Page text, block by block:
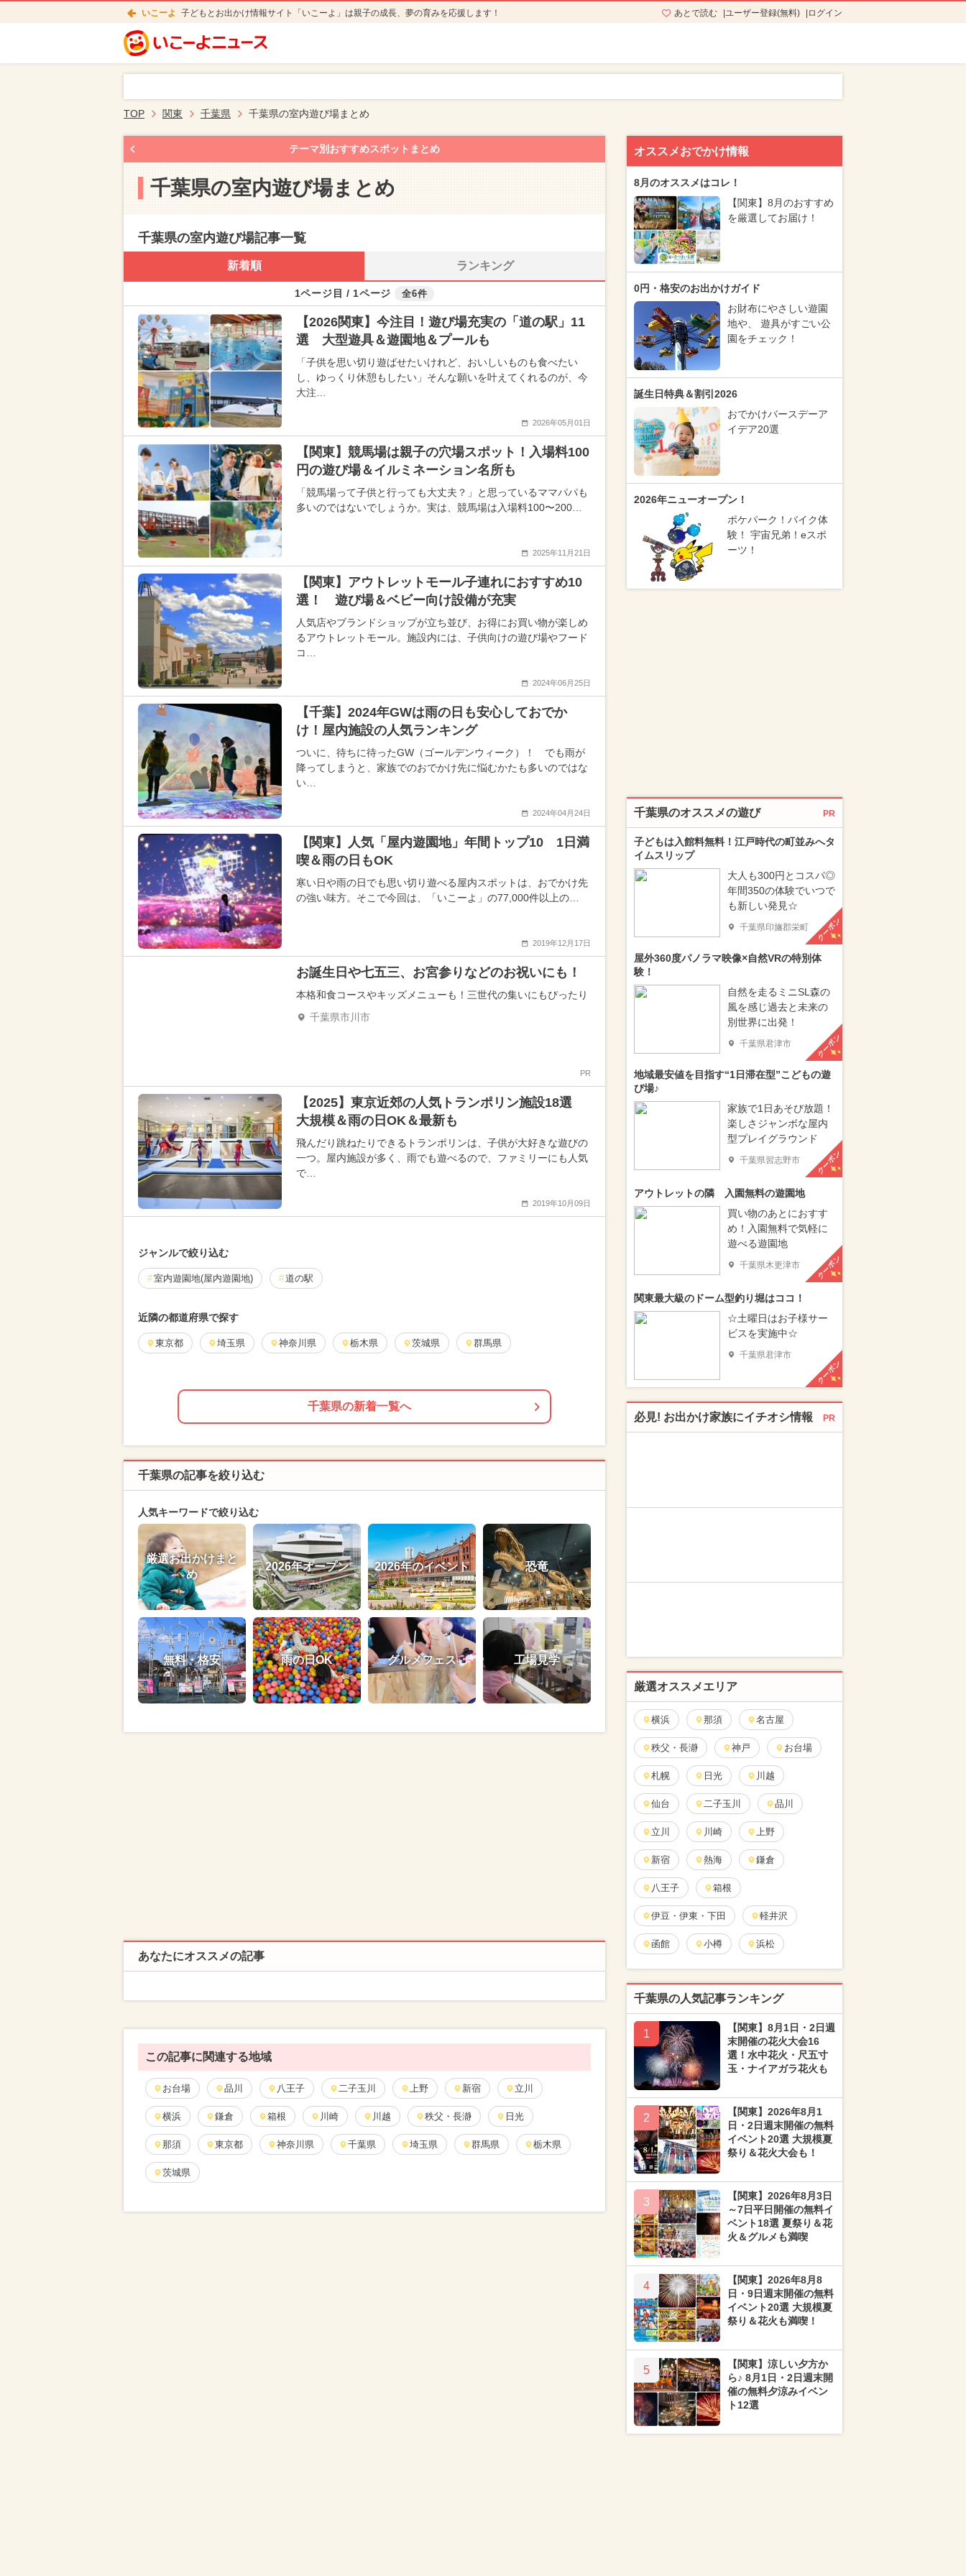
いこーよ 子どもとお出かけ情報サイト「いこーよ」は親子の成長、夢の育みを応援します！ あとで読む ユーザー登録(無料) ログイン
TOP 関東 千葉県 千葉県の室内遊び場まとめ
テーマ別おすすめスポットまとめ
千葉県の室内遊び場まとめ
千葉県の室内遊び場記事一覧
新着順 ランキング
1ページ目 / 1ページ 全6件
【2026関東】今注目！遊び場充実の「道の駅」11
選 大型遊具＆遊園地＆プールも
「子供を思い切り遊ばせたいけれど、おいしいものも食べたい
し、ゆっくり休憩もしたい」そんな願いを叶えてくれるのが、今
大注…
2026年05月01日
【関東】競馬場は親子の穴場スポット！入場料100
円の遊び場＆イルミネーション名所も
「競馬場って子供と行っても大丈夫？」と思っているママパパも
多いのではないでしょうか。実は、競馬場は入場料100〜200…
2025年11月21日
【関東】アウトレットモール子連れにおすすめ10
選！ 遊び場＆ベビー向け設備が充実
人気店やブランドショップが立ち並び、お得にお買い物が楽しめ
るアウトレットモール。施設内には、子供向けの遊び場やフード
コ…
2024年06月25日
【千葉】2024年GWは雨の日も安心しておでか
け！屋内施設の人気ランキング
ついに、待ちに待ったGW（ゴールデンウィーク）！ でも雨が
降ってしまうと、家族でのおでかけ先に悩むかたも多いのではな
い…
2024年04月24日
【関東】人気「屋内遊園地」年間トップ10 1日満
喫＆雨の日もOK
寒い日や雨の日でも思い切り遊べる屋内スポットは、おでかけ先
の強い味方。そこで今回は、「いこーよ」の77,000件以上の…
2019年12月17日
お誕生日や七五三、お宮参りなどのお祝いにも！
本格和食コースやキッズメニューも！三世代の集いにもぴったり
千葉県市川市
PR
【2025】東京近郊の人気トランポリン施設18選
大規模＆雨の日OK＆最新も
飛んだり跳ねたりできるトランポリンは、子供が大好きな遊びの
一つ。屋内施設が多く、雨でも遊べるので、ファミリーにも人気
で…
2019年10月09日
ジャンルで絞り込む
室内遊園地(屋内遊園地) 道の駅
近隣の都道府県で探す
東京都 埼玉県 神奈川県 栃木県 茨城県 群馬県
千葉県の新着一覧へ
千葉県の記事を絞り込む
人気キーワードで絞り込む
厳選お出かけまと
め
2026年オープン 2026年のイベント 恐竜
無料・格安 雨の日OK グルメフェス 工場見学
あなたにオススメの記事
この記事に関連する地域
お台場 品川 八王子 二子玉川 上野 新宿 立川
横浜 鎌倉 箱根 川崎 川越 秩父・長瀞 日光
那須 東京都 神奈川県 千葉県 埼玉県 群馬県 栃木県
茨城県
オススメおでかけ情報
8月のオススメはコレ！
【関東】8月のおすすめ
を厳選してお届け！
0円・格安のお出かけガイド
お財布にやさしい遊園
地や、 遊具がすごい公
園をチェック！
誕生日特典＆割引2026
おでかけバースデーア
イデア20選
2026年ニューオープン！
ポケパーク！バイク体
験！ 宇宙兄弟！eスポ
ーツ！
千葉県のオススメの遊び PR
子どもは入館料無料！江戸時代の町並みへタ
イムスリップ
大人も300円とコスパ◎
年間350の体験でいつで
も新しい発見☆
千葉県印旛郡栄町 クーポン
屋外360度パノラマ映像×自然VRの特別体
験！
自然を走るミニSL森の
風を感じ過去と未来の
別世界に出発！
千葉県君津市 クーポン
地域最安値を目指す“1日滞在型”こどもの遊
び場♪
家族で1日あそび放題！
楽しさジャンボな屋内
型プレイグラウンド
千葉県習志野市 クーポン
アウトレットの隣 入園無料の遊園地
買い物のあとにおすす
め！入園無料で気軽に
遊べる遊園地
千葉県木更津市 クーポン
関東最大級のドーム型釣り堀はココ！
☆土曜日はお子様サー
ビスを実施中☆
千葉県君津市
クーポン
必見! お出かけ家族にイチオシ情報 PR
厳選オススメエリア
横浜 那須 名古屋
秩父・長瀞 神戸 お台場
札幌 日光 川越
仙台 二子玉川 品川
立川 川崎 上野
新宿 熱海 鎌倉
八王子 箱根
伊豆・伊東・下田 軽井沢
函館 小樽 浜松
千葉県の人気記事ランキング
1
【関東】8月1日・2日週
末開催の花火大会16
選！水中花火・尺五寸
玉・ナイアガラ花火も
2
【関東】2026年8月1
日・2日週末開催の無料
イベント20選 大規模夏
祭り＆花火大会も！
3
【関東】2026年8月3日
～7日平日開催の無料イ
ベント18選 夏祭り＆花
火＆グルメも満喫
4
【関東】2026年8月8
日・9日週末開催の無料
イベント20選 大規模夏
祭り＆花火も満喫！
5
【関東】涼しい夕方か
ら♪ 8月1日・2日週末開
催の無料夕涼みイベン
ト12選